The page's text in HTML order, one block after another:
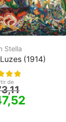
Stella
(1914)
de